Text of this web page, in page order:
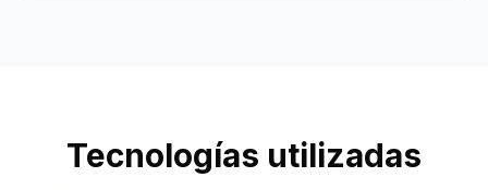
Tecnologías utilizadas